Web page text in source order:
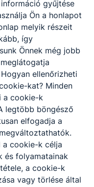
és Kollégium
gyűjtése
Ön a honlapot
melyik részeit
így
Önnek még jobb
ellenőrizheti
kat? Minden
a cookie-k
legtöbb böngésző
elfogadja a
a cookie-k célja
és folyamatainak
a cookie-k
vagy törlése által